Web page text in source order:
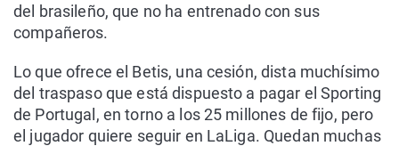
del brasileño, que no ha entrenado con sus
compañeros.
Lo que ofrece el Betis, una cesión, dista muchísimo
del traspaso que está dispuesto a pagar el Sporting
de Portugal, en torno a los 25 millones de fijo, pero
el jugador quiere seguir en LaLiga. Quedan muchas